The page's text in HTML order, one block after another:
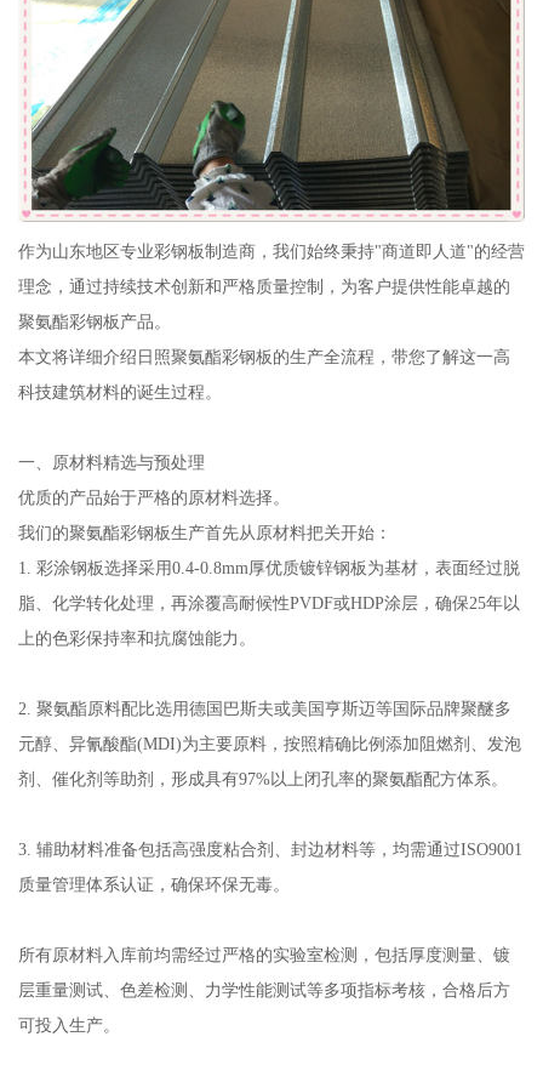
作为山东地区专业彩钢板制造商，我们始终秉持"商道即人道"的经营
理念，通过持续技术创新和严格质量控制，为客户提供性能卓越的
聚氨酯彩钢板产品。
本文将详细介绍日照聚氨酯彩钢板的生产全流程，带您了解这一高
科技建筑材料的诞生过程。
一、原材料精选与预处理
优质的产品始于严格的原材料选择。
我们的聚氨酯彩钢板生产首先从原材料把关开始：
1. 彩涂钢板选择采用0.4-0.8mm厚优质镀锌钢板为基材，表面经过脱
脂、化学转化处理，再涂覆高耐候性PVDF或HDP涂层，确保25年以
上的色彩保持率和抗腐蚀能力。
2. 聚氨酯原料配比选用德国巴斯夫或美国亨斯迈等国际品牌聚醚多
元醇、异氰酸酯(MDI)为主要原料，按照精确比例添加阻燃剂、发泡
剂、催化剂等助剂，形成具有97%以上闭孔率的聚氨酯配方体系。
3. 辅助材料准备包括高强度粘合剂、封边材料等，均需通过ISO9001
质量管理体系认证，确保环保无毒。
所有原材料入库前均需经过严格的实验室检测，包括厚度测量、镀
层重量测试、色差检测、力学性能测试等多项指标考核，合格后方
可投入生产。